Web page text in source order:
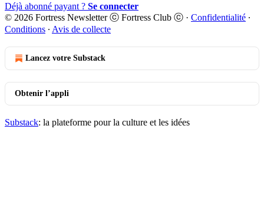
Déjà abonné payant ? Se connecter
© 2026 Fortress Newsletter ⓒ Fortress Club ⓒ · Confidentialité ∙
Conditions ∙ Avis de collecte
Lancez votre Substack
Obtenir l’appli
Substack: la plateforme pour la culture et les idées